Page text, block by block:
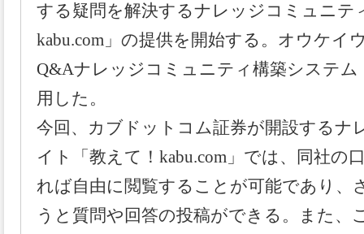
する疑問を解決するナレッジコミュニテ
kabu.com」の提供を開始する。オウケイ
Q&Aナレッジコミュニティ構築システム
用した。
今回、カブドットコム証券が開設するナ
イト「教えて！kabu.com」では、同社の
れば自由に閲覧することが可能であり、
うと質問や回答の投稿ができる。また、